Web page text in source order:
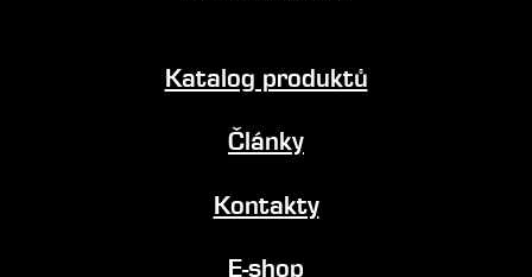
Katalog produktů
Články
Kontakty
E-shop